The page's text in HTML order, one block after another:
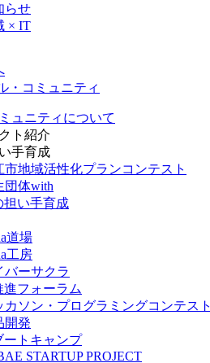
らせ
× IT
ュニティについて
ト紹介
手育成
市地域活性化プランコンテスト
団体with
担い手育成
道場
工房
バーサクラ
進フォーラム
カソン・プログラミングコンテスト
開発
ートキャンプ
STARTUP PROJECT